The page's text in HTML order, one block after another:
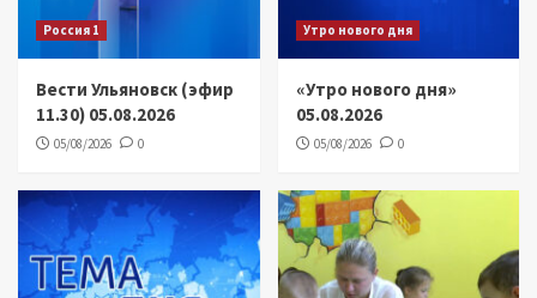
Россия 1
Вести Ульяновск (эфир
11.30) 05.08.2026
05/08/2026 0
Утро нового дня
«Утро нового дня»
05.08.2026
05/08/2026 0